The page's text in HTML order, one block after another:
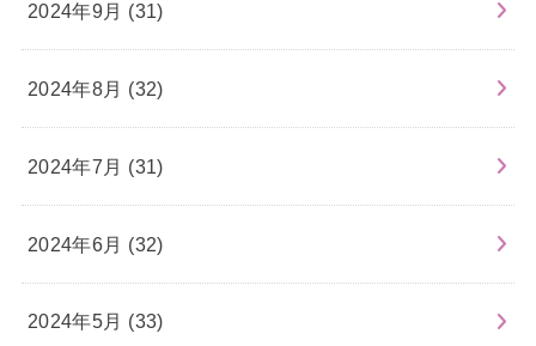
2024年9月 (31)
2024年8月 (32)
2024年7月 (31)
2024年6月 (32)
2024年5月 (33)